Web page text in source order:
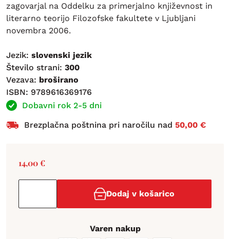
zagovarjal na Oddelku za primerjalno književnost in
literarno teorijo Filozofske fakultete v Ljubljani
novembra 2006.
Jezik: slovenski jezik
Število strani: 300
Vezava: broširano
ISBN: 9789616369176
Dobavni rok 2-5 dni
Brezplačna poštnina pri naročilu nad 50,00 €
14,00€
Dodaj v košarico
Varen nakup